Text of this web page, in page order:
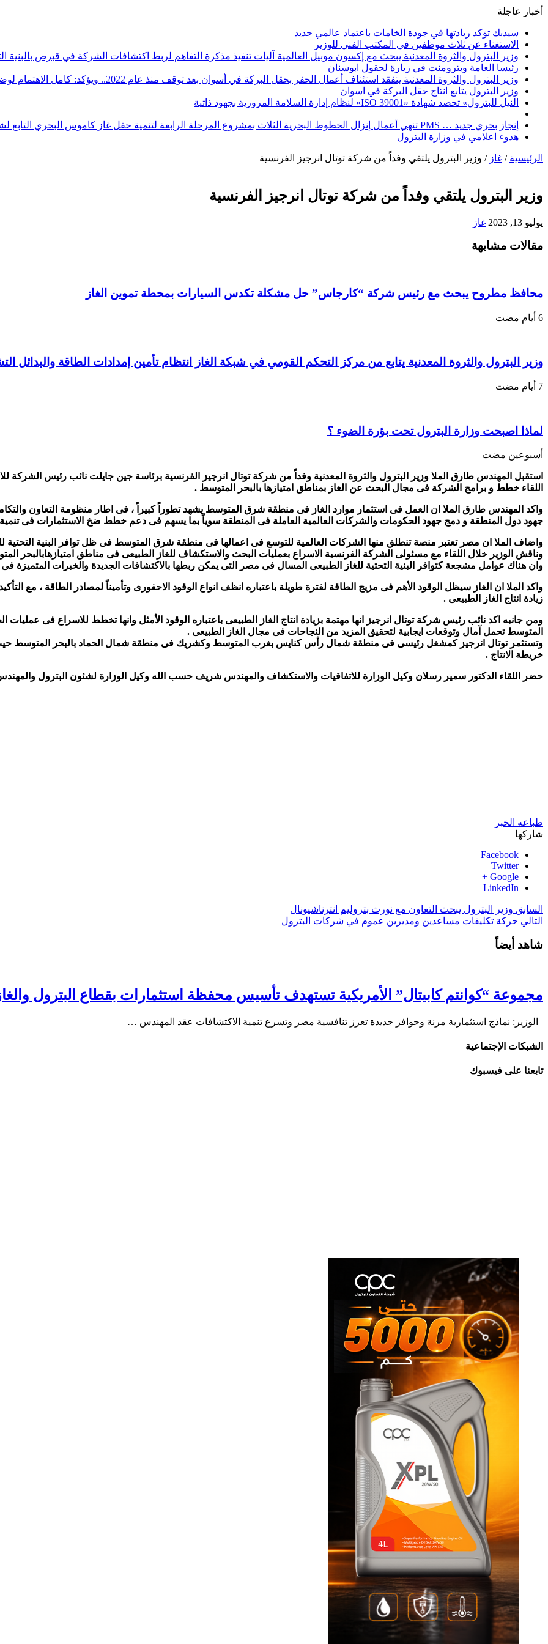
أخبار عاجلة
سيدبك تؤكد ريادتها في جودة الخامات باعتماد عالمي جديد
الاستغناء عن ثلاث موظفين في المكتب الفني للوزير
وزير البترول والثروة المعدنية يبحث مع إكسون موبيل العالمية آليات تنفيذ مذكرة التفاهم لربط اكتشافات الشركة في قبرص بالبنية
رئيسا العامة وبترومنت في زيارة لحقول ابوسنان
وزير البترول والثروة المعدنية يتفقد استئناف أعمال الحفر بحقل البركة في أسوان بعد توقف منذ عام 2022.. ويؤكد: كامل الاهتمام لوضع صعيد مصر على خريطة الاستثمار البترولي
وزير البترول يتابع انتاج حقل البركة في اسوان
النيل للبترول» تحصد شهادة «ISO 39001» لنظام إدارة السلامة المرورية بجهود ذاتية
إنجاز بحري جديد … PMS تنهي أعمال إنزال الخطوط البحرية الثلاث بمشروع المرحلة الرابعة لتنمية حقل غاز كاموس البحري التابع لشركة شمال سيناء للبترول
هدوء اعلامي في وزارة البترول
الرئيسية / غاز / وزير البترول يلتقي وفداً من شركة توتال انرجيز الفرنسية
وزير البترول يلتقي وفداً من شركة توتال انرجيز الفرنسية
يوليو 13, 2023 غاز
مقالات مشابهة
محافظ مطروح يبحث مع رئيس شركة “كارجاس” حل مشكلة تكدس السيارات بمحطة تموين الغاز
وزير البترول والثروة المعدنية يتابع من مركز التحكم القومي في شبكة الغاز انتظام تأمين إمدادات الطاقة والبدائل
لماذا اصبحت وزارة البترول تحت بؤرة الضوء ؟
‏أسبوعين مضت
استقبل المهندس طارق الملا وزير البترول والثروة المعدنية وفداً من شركة توتال انرجيز الفرنسية برئاسة جين جايلت نائب رئيس الشركة
اللقاء خطط و برامج الشركة فى مجال البحث عن الغاز بمناطق امتيازها بالبحر المتوسط .
واكد المهندس طارق الملا ان العمل فى استثمار موارد الغاز فى منطقة شرق المتوسط يشهد تطوراً كبيراً ، فى اطار منظومة التعاون
جهود دول المنطقة و دمج جهود الحكومات والشركات العالمية العاملة فى المنطقة سوياً بما يسهم فى دعم خطط ضخ الاستثمارات فى تنمية
واضاف الملا ان مصر تعتبر منصة تنطلق منها الشركات العالمية للتوسع فى اعمالها فى منطقة شرق المتوسط فى ظل توافر البنية التحتية
وناقش الوزير خلال اللقاء مع مسئولى الشركة الفرنسية الاسراع بعمليات البحث والاستكشاف للغاز الطبيعى فى مناطق امتيازهابالبحر
وان هناك عوامل مشجعة كتوافر البنية التحتية للغاز الطبيعى المسال فى مصر التى يمكن ربطها بالاكتشافات الجديدة والخبرات المتميزة
واكد الملا ان الغاز سيظل الوقود الأهم فى مزيج الطاقة لفترة طويلة باعتباره انظف انواع الوقود الاحفورى وتأميناً لمصادر الطاقة ، مع
زيادة انتاج الغاز الطبيعى .
ومن جانبه اكد نائب رئيس شركة توتال انرجيز انها مهتمة بزيادة انتاج الغاز الطبيعى باعتباره الوقود الأمثل وانها تخطط للاسراع فى عمليات
المتوسط تحمل آمال وتوقعات ايجابية لتحقيق المزيد من النجاحات فى مجال الغاز الطبيعى .
وتستثمر توتال انرجيز كمشغل رئيسى فى منطقة شمال رأس كنايس بغرب المتوسط وكشريك فى منطقة شمال الحماد بالبحر المتوسط حيث
خريطة الانتاج .
حضر اللقاء الدكتور سمير رسلان وكيل الوزارة للاتفاقيات والاستكشاف والمهندس شريف حسب الله وكيل الوزارة لشئون البترول
طباعه الخبر
شاركها
Facebook
Twitter
Google +
LinkedIn
السابق وزير البترول يبحث التعاون مع نورث بتروليم انترناشيونال
التالي حركة تكليفات مساعدين ومديرين عموم في شركات البترول
شاهد أيضاً
مجموعة “كوانتم كابيتال” الأمريكية تستهدف تأسيس محفظة استثمارات بقطاع البترول
الوزير: نماذج استثمارية مرنة وحوافز جديدة تعزز تنافسية مصر وتسرع تنمية الاكتشافات عقد المهندس …
الشبكات الإجتماعية
تابعنا على فيسبوك